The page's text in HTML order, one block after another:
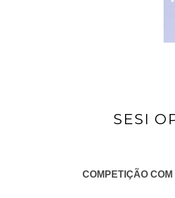
SESI
COMPETIÇÃO